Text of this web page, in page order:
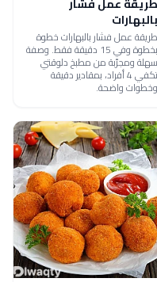
بالبهارات
طريقة عمل فشار بالبهارات خطوة
بخطوة وفي 15 دقيقة فقط. وصفة
سهلة ومجرّبة من مطبخ دلوقتي
تكفي 4 أفراد، بمقادير دقيقة
وخطوات واضحة.